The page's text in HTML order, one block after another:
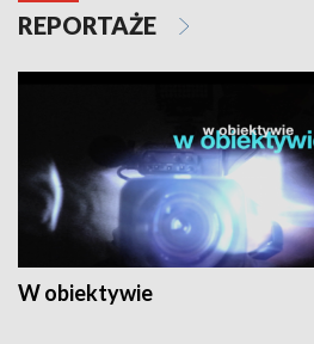
REPORTAŻE
W obiektywie